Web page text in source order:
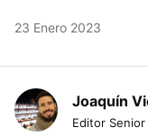
23 Enero 2023
Joaquín
Editor